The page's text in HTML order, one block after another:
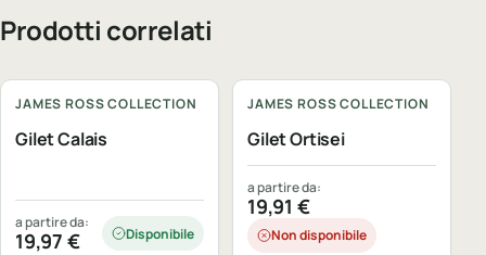
Prodotti correlati
JAMES ROSS COLLECTION
Gilet Calais
a partire da:
19,97 € Disponibile
JAMES ROSS COLLECTION
Gilet Ortisei
a partire da:
19,91 €
Non disponibile